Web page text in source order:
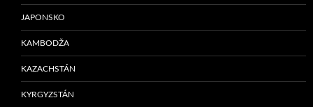
JAPONSKO
KAMBODŽA
KAZACHSTÁN
KYRGYZSTÁN